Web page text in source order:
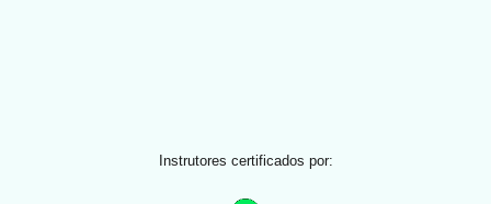
Instrutores certificados por: